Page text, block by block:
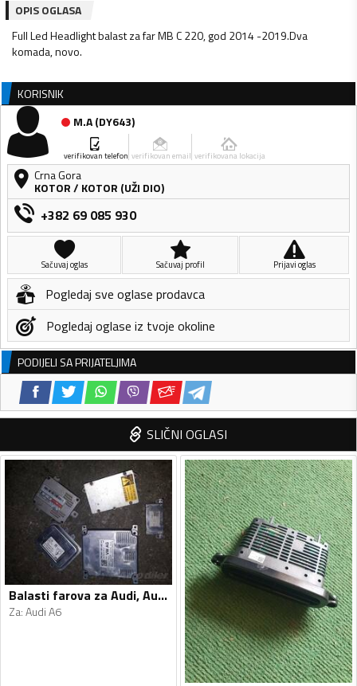
OPIS OGLASA
Full Led Headlight balast za far MB C 220, god 2014 -2019.Dva
komada, novo.
KORISNIK
M.A(DY643)
verifikovan telefon verifikovan email verifikovana lokacija
Crna Gora
KOTOR/ KOTOR (UŽI DIO)
+382 69 085 930
Sačuvaj oglas Sačuvaj profil Prijavi oglas
Pogledaj sve oglase prodavca
Pogledaj oglase iz tvoje okoline
PODIJELI SA PRIJATELJIMA
SLIČNI OGLASI
Balasti farova za Audi, Audi - A6, A6 - 2013, 2013
Za:Audi A6